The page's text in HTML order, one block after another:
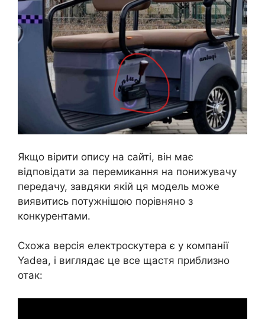
Якщо вірити опису на сайті, він має
відповідати за перемикання на понижувачу
передачу, завдяки якій ця модель може
виявитись потужнішою порівняно з
конкурентами.
Схожа версія електроскутера є у компанії
Yadea, і виглядає це все щастя приблизно
отак: